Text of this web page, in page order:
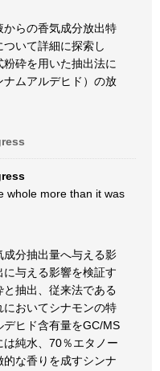
らの香気成分放出特
いて詳細に探索し
砕を用いた抽出法に
ナムアルデヒド）の放
whole more than it was
分抽出量へ与える影
与える影響を検証す
抽出、従来法である
おいてシナモンの特
ヒド含有量をGC/MS
純水、70％エタノー
な香りを成すシンナ